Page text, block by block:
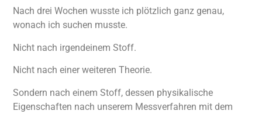
Nach drei Wochen wusste ich plötzlich ganz genau,
wonach ich suchen musste.
Nicht nach irgendeinem Stoff.
Nicht nach einer weiteren Theorie.
Sondern nach einem Stoff, dessen physikalische
Eigenschaften nach unserem Messverfahren mit dem